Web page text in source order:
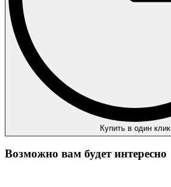
Купить в один клик
Возможно вам будет интересно